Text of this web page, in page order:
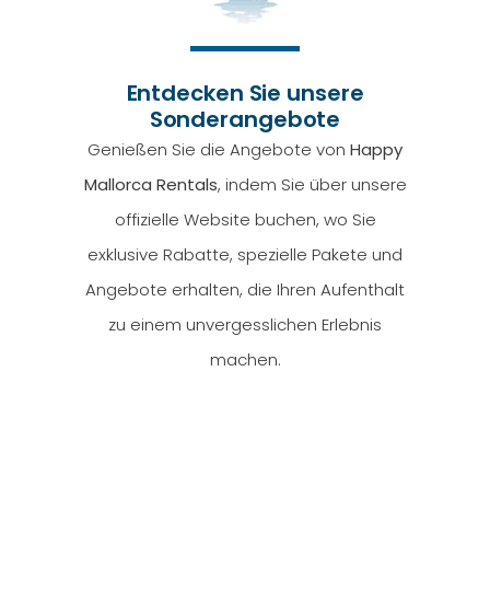
Entdecken Sie unsere
Sonderangebote
Genießen Sie die Angebote von Happy
Mallorca Rentals, indem Sie über unsere
offizielle Website buchen, wo Sie
exklusive Rabatte, spezielle Pakete und
Angebote erhalten, die Ihren Aufenthalt
zu einem unvergesslichen Erlebnis
machen.